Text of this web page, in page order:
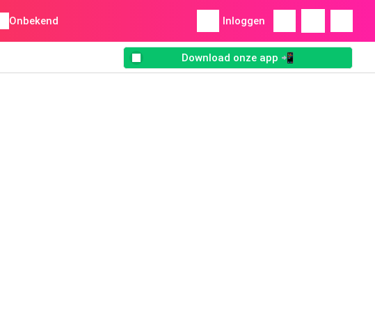
Onbekend Inloggen
Download onze app 📲